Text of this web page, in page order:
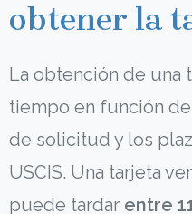
obtener la
La obtención de una
tiempo en función
de solicitud y los
USCIS. Una tarjeta
puede tardar entre